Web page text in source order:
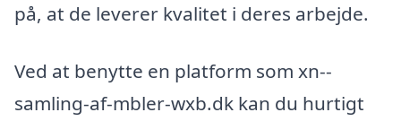
på, at de leverer kvalitet i deres arbejde.
Ved at benytte en platform som xn--
samling-af-mbler-wxb.dk kan du hurtigt